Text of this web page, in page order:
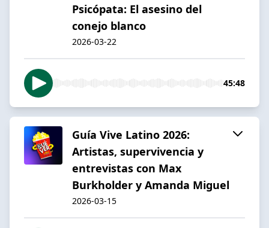
Psicópata: El asesino del
conejo blanco
2026-03-22
45:48
Guía Vive Latino 2026:
Artistas, supervivencia y
entrevistas con Max
Burkholder y Amanda Miguel
2026-03-15